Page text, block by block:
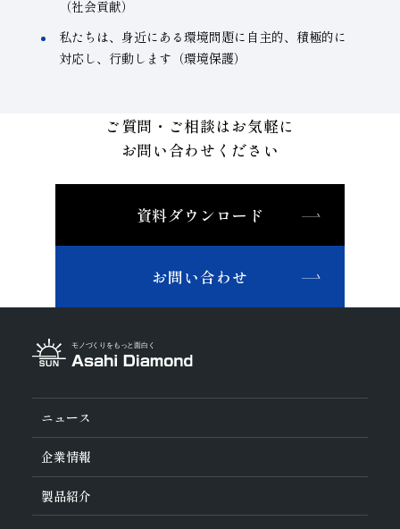
（社会貢献）
私たちは、身近にある環境問題に自主的、積極的に
対応し、行動します（環境保護）
ご質問・ご相談はお気軽に
お問い合わせください
資料ダウンロード
お問い合わせ
ニュース
企業情報
旭ダイヤについて
ダイヤの輪
ご挨拶
製品紹介